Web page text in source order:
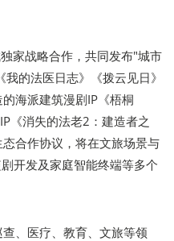
家战略合作，共同发布"城市
的法医日志》《拨云见日》
海派建筑漫剧IP《梧桐
《消失的法老2：建造者之
合作协议，将在文旅场景与
开发及家庭智能终端等多个
、医疗、教育、文旅等领